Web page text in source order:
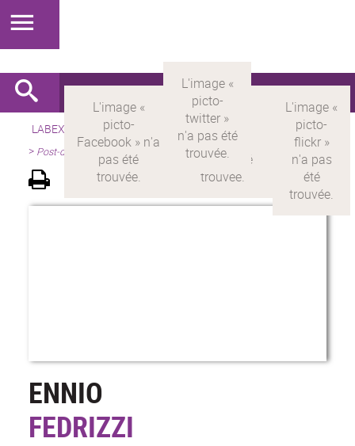
LABEX > LABEX MILYON Version française
Présentation
> Post-doctorants Milyon
ENNIO
FEDRIZZI